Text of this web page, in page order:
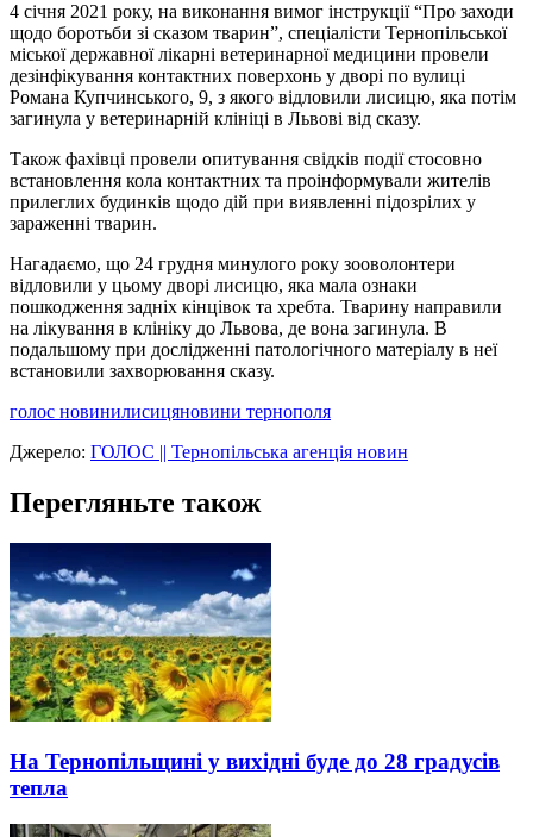
4 січня 2021 року, на виконання вимог інструкції “Про заходи
щодо боротьби зі сказом тварин”, спеціалісти Тернопільської
міської державної лікарні ветеринарної медицини провели
дезінфікування контактних поверхонь у дворі по вулиці
Романа Купчинського, 9, з якого відловили лисицю, яка потім
загинула у ветеринарній клініці в Львові від сказу.
Також фахівці провели опитування свідків події стосовно
встановлення кола контактних та проінформували жителів
прилеглих будинків щодо дій при виявленні підозрілих у
зараженні тварин.
Нагадаємо, що 24 грудня минулого року зооволонтери
відловили у цьому дворі лисицю, яка мала ознаки
пошкодження задніх кінцівок та хребта. Тварину направили
на лікування в клініку до Львова, де вона загинула. В
подальшому при дослідженні патологічного матеріалу в неї
встановили захворювання сказу.
голос новинилисицяновини тернополя
Джерело: ГОЛОС || Тернопільська агенція новин
Перегляньте також
На Тернопільщині у вихідні буде до 28 градусів
тепла